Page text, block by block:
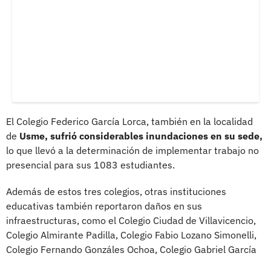
El Colegio Federico García Lorca, también en la localidad
de Usme, sufrió considerables inundaciones en su sede,
lo que llevó a la determinación de implementar trabajo no
presencial para sus 1083 estudiantes.
Además de estos tres colegios, otras instituciones
educativas también reportaron daños en sus
infraestructuras, como el Colegio Ciudad de Villavicencio,
Colegio Almirante Padilla, Colegio Fabio Lozano Simonelli,
Colegio Fernando Gonzáles Ochoa, Colegio Gabriel García